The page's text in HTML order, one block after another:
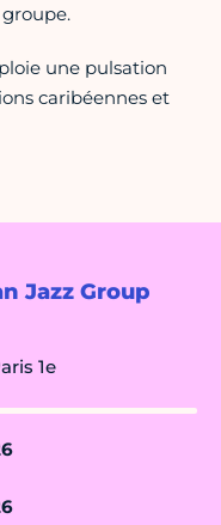
Jazz Group
1e
une pulsation
caribéennes et